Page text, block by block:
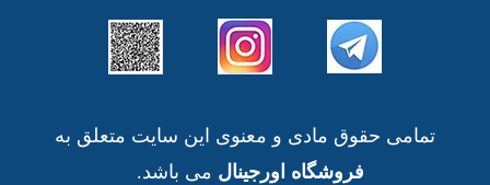
تمامی حقوق مادی و معنوی این سایت متعلق به
فروشگاه اورجینال می باشد.